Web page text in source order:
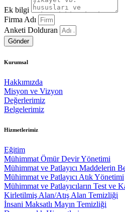
Ek bilgi
Firma Adı
Anketi Dolduran
Gönder
Kurumsal
Hakkımızda
Misyon ve Vizyon
Değerlerimiz
Belgelerimiz
Hizmetlerimiz
Eğitim
Mühimmat Ömür Devir Yönetimi
Mühimmat ve Patlayıcı Maddelerin
Mühimmat ve Patlayıcı Atık Yönetimi
Mühimmat ve Patlayıcıların Test ve
Kirletilmiş Alan/Atış Alan Temizliği
İnsani Maksatlı Mayın Temizliği